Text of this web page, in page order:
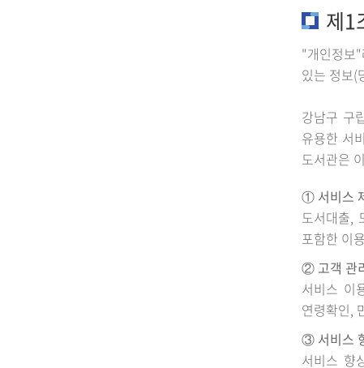
제1
"개인정보
있는 정보(
강남구 구
유용한 서
도서관은
① 서비스
도서대출,
포함한 이
② 고객 관
서비스 이
연령확인,
③ 서비스
서비스 향